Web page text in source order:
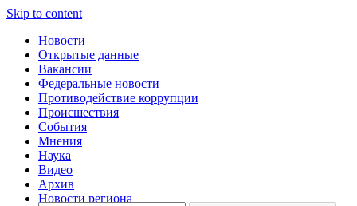
Skip to content
Новости
Открытые данные
Вакансии
Федеральные новости
Противодействие коррупции
Происшествия
События
Мнения
Наука
Видео
Архив
Новости региона